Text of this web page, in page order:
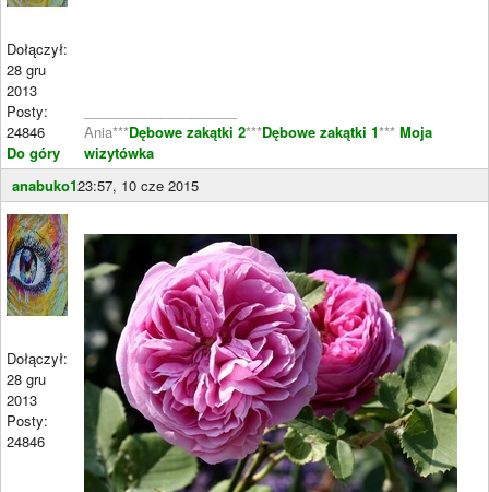
Dołączył:
28 gru
2013
Posty:
24846
Do góry
Ania***Dębowe zakątki 2***Dębowe zakątki 1*** Moja
wizytówka
anabuko123:57, 10 cze 2015
Dołączył:
28 gru
2013
Posty:
24846